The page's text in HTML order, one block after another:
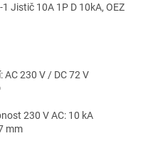
Jistič 10A 1P D 10kA, OEZ
230 V / DC 72 V
230 V AC: 10 kA
mm